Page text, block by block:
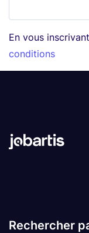
En vous
conditions
Rechercher